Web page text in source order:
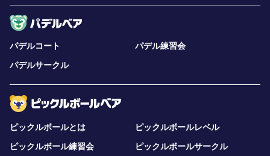
パデルコート
パデル練習会
パデルサークル
ピックルボールとは
ピックルボールレベル
ピックルボール練習会
ピックルボールサークル